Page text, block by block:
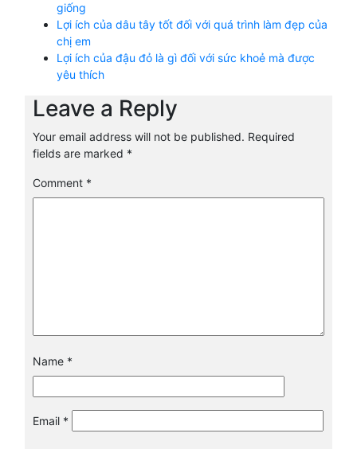
giống
Lợi ích của dâu tây tốt đối với quá trình làm đẹp của
chị em
Lợi ích của đậu đỏ là gì đối với sức khoẻ mà được
yêu thích
Leave a Reply
Your email address will not be published. Required
fields are marked *
Comment *
Name *
Email *